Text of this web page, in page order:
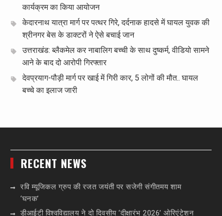
कार्यक्रम का किया आयोजन
केदारनाथ यात्रा मार्ग पर पत्थर गिरे, दर्दनाक हादसे में घायल युवक की
श्रीनगर बेस के डाक्टरों ने ऐसे बचाई जान
उत्तराखंड: ब्लैकमेल कर नाबालिग बच्ची के साथ दुष्कर्म, वीडियो सामने
आने के बाद दो आरोपी गिरफ्तार
देवप्रयाग-पौड़ी मार्ग पर खाई में गिरी कार, 5 लोगों की मौत.. घायल
बच्चे का इलाज जारी
RECENT NEWS
रवि म्यूजिकल ग्रुप की रजत जयंती पर सजेगी संगीतमय शाम
‘घनक’
डीआईटी विश्वविद्यालय ने दो दिवसीय ‘दीक्षारंभ 2026’ ओरिएंटेशन